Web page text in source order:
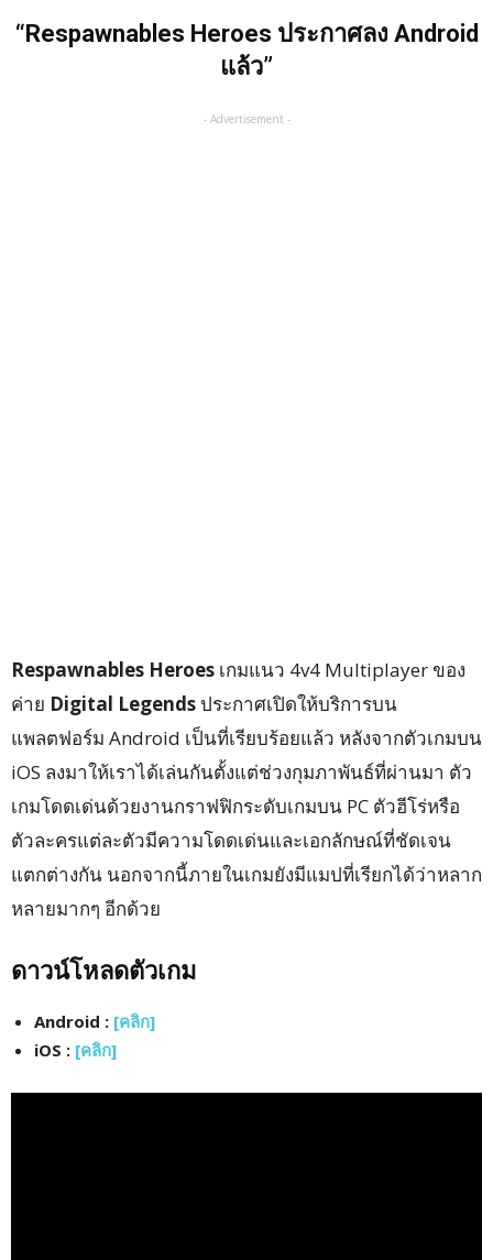
“Respawnables Heroes ประกาศลง Android
แล้ว”
- Advertisement -
Respawnables Heroes เกมแนว 4v4 Multiplayer ของ
ค่าย Digital Legendsประกาศเปิดให้บริการบน
แพลตฟอร์ม Android เป็นที่เรียบร้อยแล้ว หลังจากตัวเกมบน
iOS ลงมาให้เราได้เล่นกันตั้งแต่ช่วงกุมภาพันธ์ที่ผ่านมา ตัว
เกมโดดเด่นด้วยงานกราฟฟิกระดับเกมบน PC ตัวฮีโร่หรือ
ตัวละครแต่ละตัวมีความโดดเด่นและเอกลักษณ์ที่ชัดเจน
แตกต่างกัน นอกจากนี้ภายในเกมยังมีแมปที่เรียกได้ว่าหลาก
หลายมากๆ อีกด้วย
ดาวน์โหลดตัวเกม
Android : [คลิก]
iOS : [คลิก]